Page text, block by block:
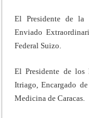
El Presidente de la
Enviado
Federal Suizo.
El Presidente de los
Itriago, Encargado
Medicina de Caracas.